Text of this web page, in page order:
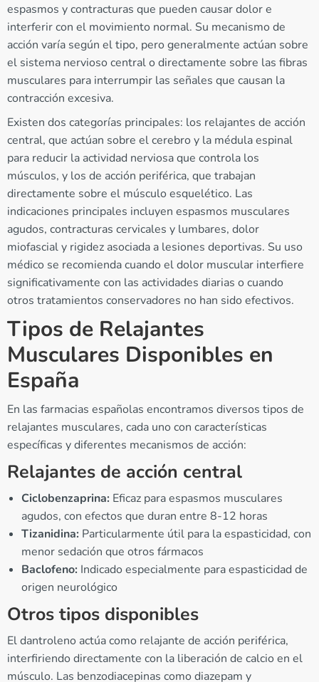
espasmos y contracturas que pueden causar dolor e
interferir con el movimiento normal. Su mecanismo de
acción varía según el tipo, pero generalmente actúan sobre
el sistema nervioso central o directamente sobre las fibras
musculares para interrumpir las señales que causan la
contracción excesiva.
Existen dos categorías principales: los relajantes de acción
central, que actúan sobre el cerebro y la médula espinal
para reducir la actividad nerviosa que controla los
músculos, y los de acción periférica, que trabajan
directamente sobre el músculo esquelético. Las
indicaciones principales incluyen espasmos musculares
agudos, contracturas cervicales y lumbares, dolor
miofascial y rigidez asociada a lesiones deportivas. Su uso
médico se recomienda cuando el dolor muscular interfiere
significativamente con las actividades diarias o cuando
otros tratamientos conservadores no han sido efectivos.
Tipos de Relajantes
Musculares Disponibles en
España
En las farmacias españolas encontramos diversos tipos de
relajantes musculares, cada uno con características
específicas y diferentes mecanismos de acción:
Relajantes de acción central
Ciclobenzaprina: Eficaz para espasmos musculares
agudos, con efectos que duran entre 8-12 horas
Tizanidina: Particularmente útil para la espasticidad, con
menor sedación que otros fármacos
Baclofeno: Indicado especialmente para espasticidad de
origen neurológico
Otros tipos disponibles
El dantroleno actúa como relajante de acción periférica,
interfiriendo directamente con la liberación de calcio en el
músculo. Las benzodiacepinas como diazepam y